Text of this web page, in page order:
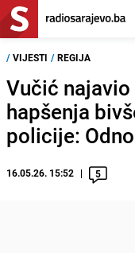
/ VIJESTI / REGIJA
Vučić
hapšenja
policije:
16.05.26. 15:52 5